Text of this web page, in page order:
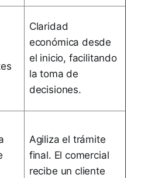
Claridad
económica desde
el inicio, facilitando
la toma de
decisiones.
Agiliza el trámite
final. El comercial
recibe un cliente